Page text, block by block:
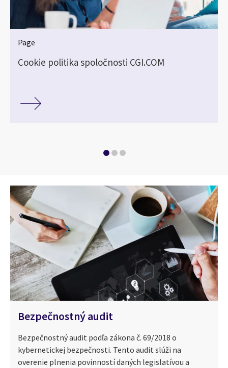
Page
Cookie politika spoločnosti CGI.COM
Bezpečnostný audit
Bezpečnostný audit podľa zákona č. 69/2018 o
kybernetickej bezpečnosti. Tento audit slúži na
overenie plnenia povinností daných legislatívou a